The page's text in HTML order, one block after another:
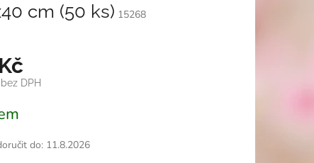
cm (50 ks) 15268
DPH
do: 11.8.2026